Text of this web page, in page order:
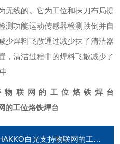
无线的。它为工位和抹刀布局提
测功能运动传感器检测跌倒并自
少焊料飞散通过减少抹子清洁器
，清洁过程中的焊料飞散减少了
物联网的工位烙铁焊台
白光支持物联网的工位烙铁焊台